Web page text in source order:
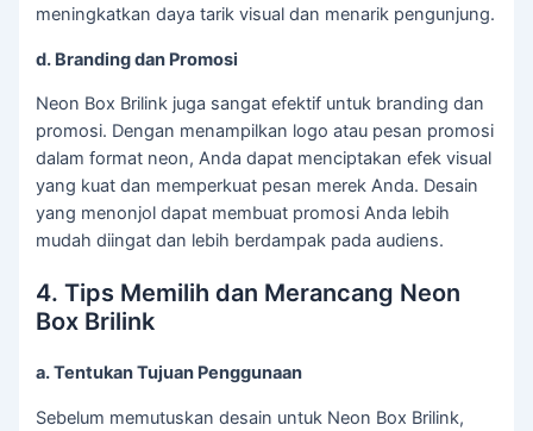
meningkatkan daya tarik visual dan menarik pengunjung.
d. Branding dan Promosi
Neon Box Brilink juga sangat efektif untuk branding dan
promosi. Dengan menampilkan logo atau pesan promosi
dalam format neon, Anda dapat menciptakan efek visual
yang kuat dan memperkuat pesan merek Anda. Desain
yang menonjol dapat membuat promosi Anda lebih
mudah diingat dan lebih berdampak pada audiens.
4. Tips Memilih dan Merancang Neon
Box Brilink
a. Tentukan Tujuan Penggunaan
Sebelum memutuskan desain untuk Neon Box Brilink,